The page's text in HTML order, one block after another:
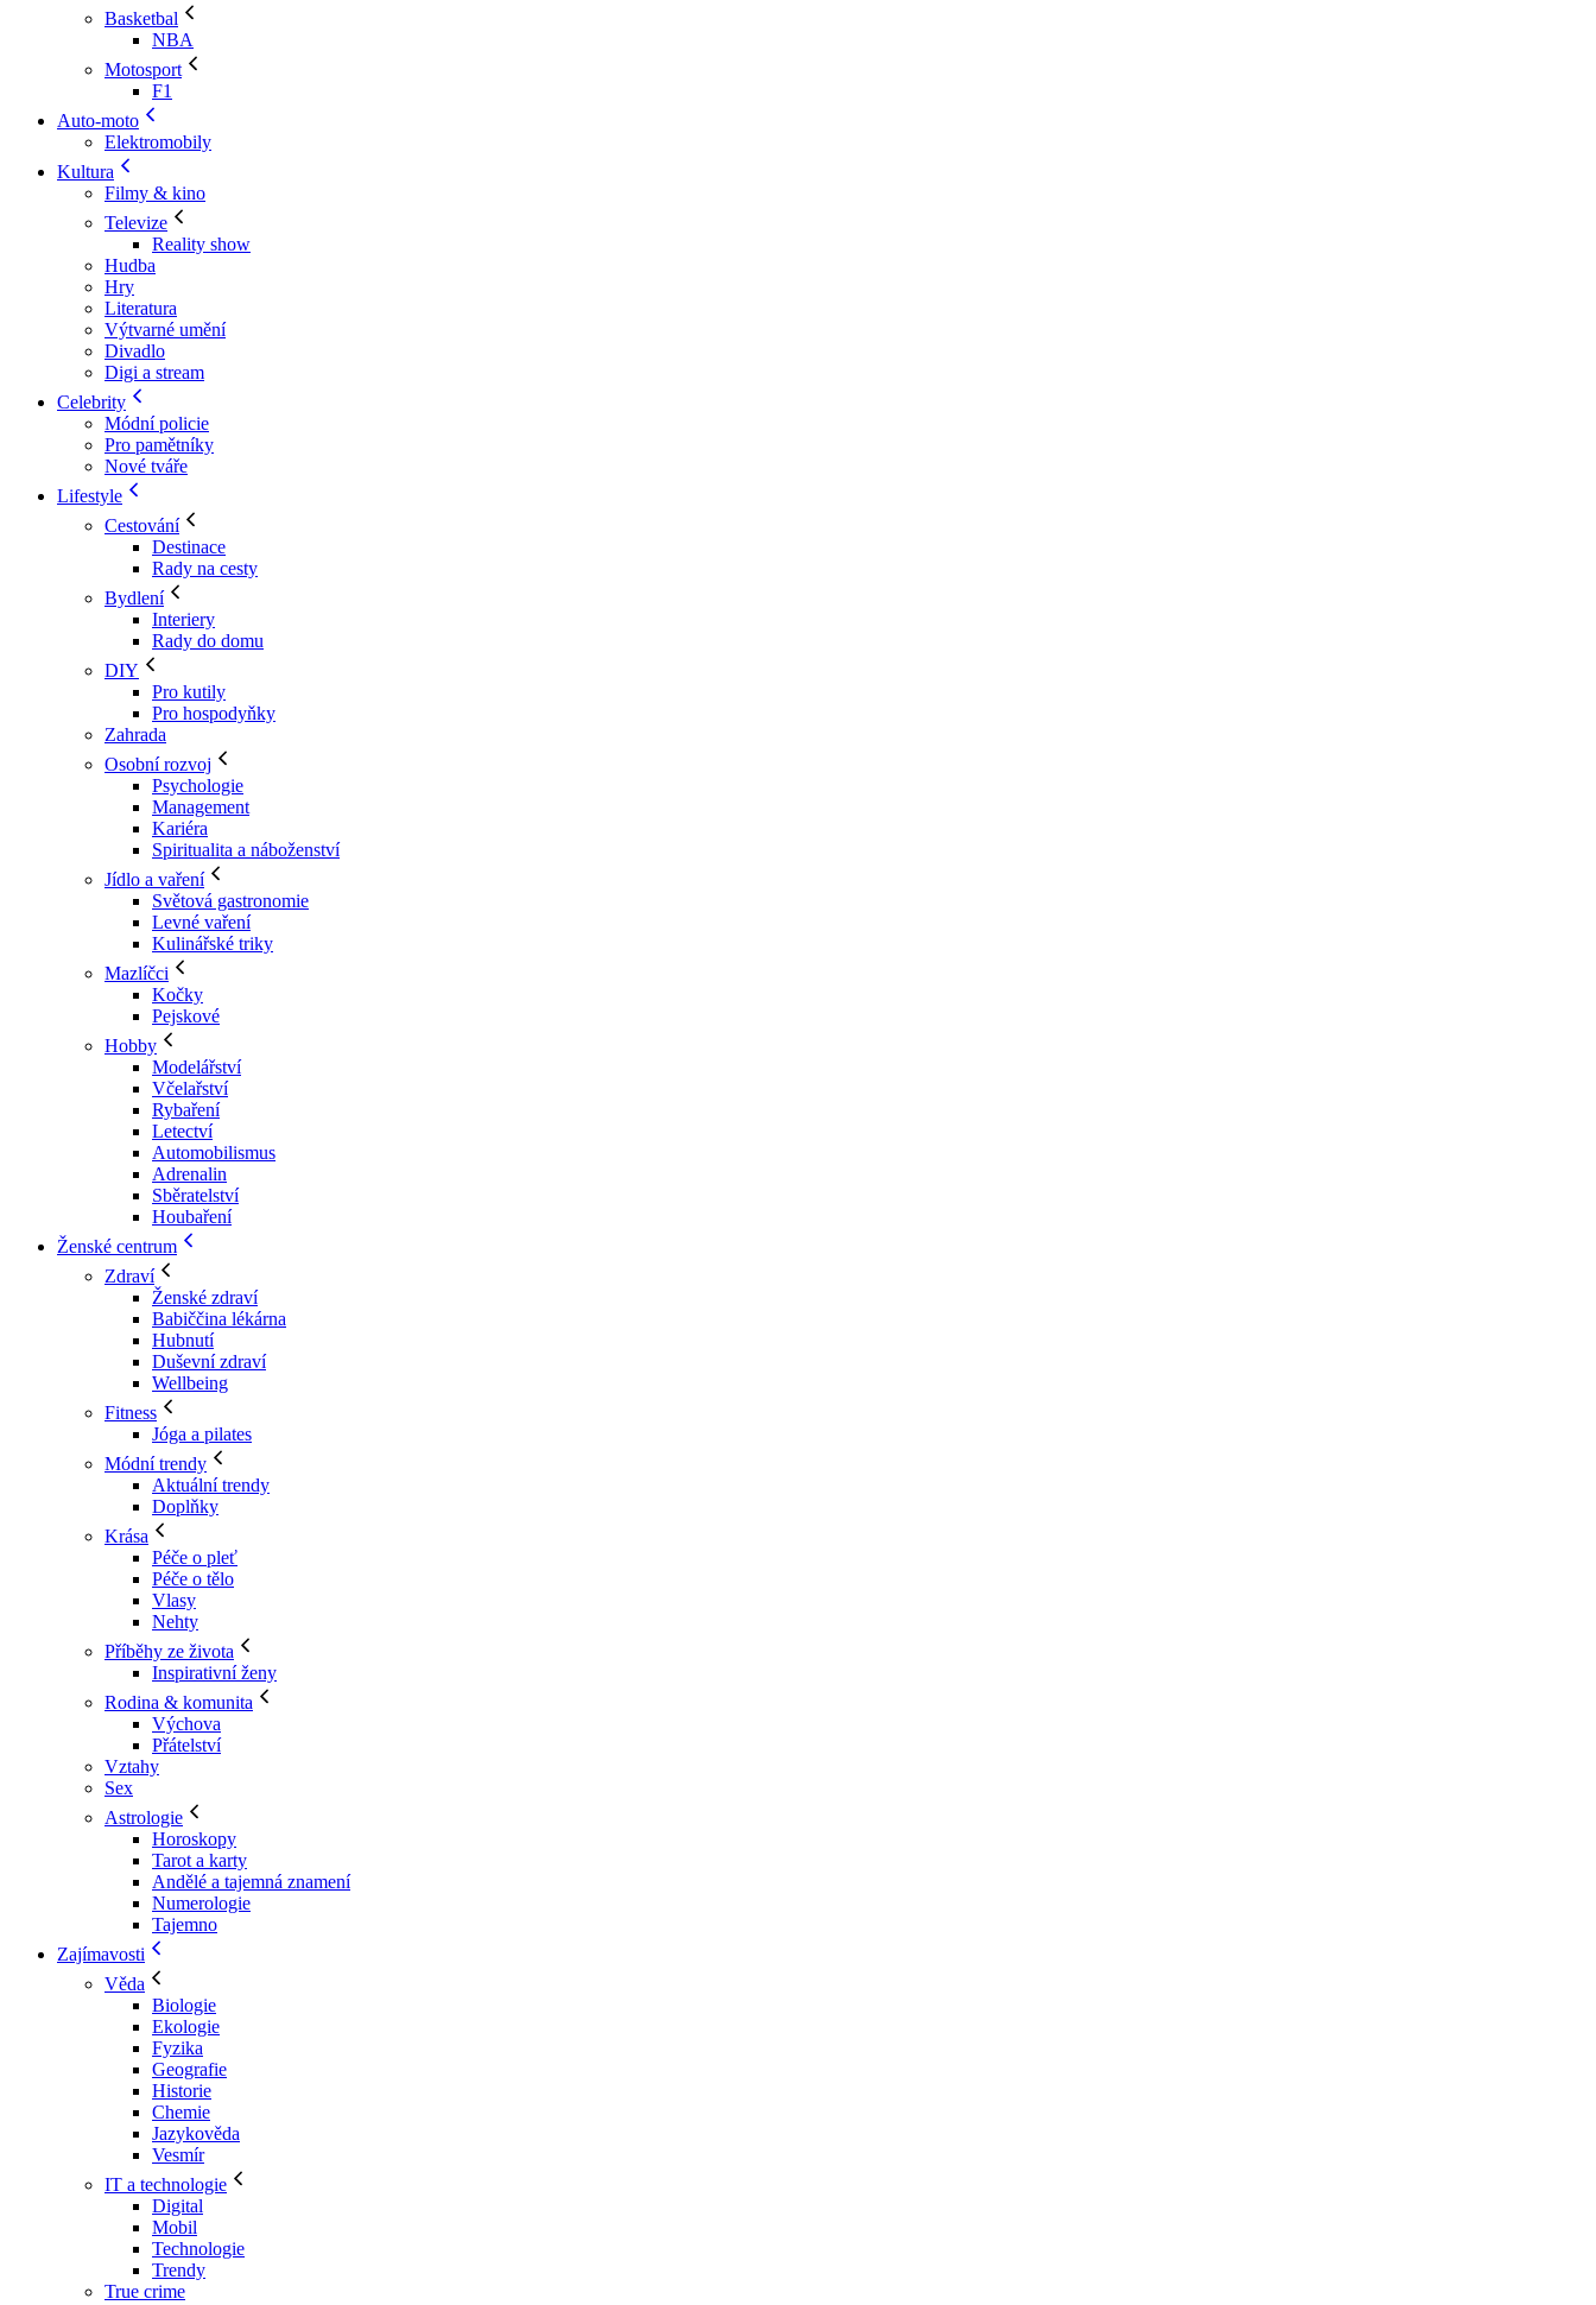
Basketbal
NBA
Motosport
F1
Auto-moto
Elektromobily
Kultura
Filmy & kino
Televize
Reality show
Hudba
Hry
Literatura
Výtvarné umění
Divadlo
Digi a stream
Celebrity
Módní policie
Pro pamětníky
Nové tváře
Lifestyle
Cestování
Destinace
Rady na cesty
Bydlení
Interiery
Rady do domu
DIY
Pro kutily
Pro hospodyňky
Zahrada
Osobní rozvoj
Psychologie
Management
Kariéra
Spiritualita a náboženství
Jídlo a vaření
Světová gastronomie
Levné vaření
Kulinářské triky
Mazlíčci
Kočky
Pejskové
Hobby
Modelářství
Včelařství
Rybaření
Letectví
Automobilismus
Adrenalin
Sběratelství
Houbaření
Ženské centrum
Zdraví
Ženské zdraví
Babiččina lékárna
Hubnutí
Duševní zdraví
Wellbeing
Fitness
Jóga a pilates
Módní trendy
Aktuální trendy
Doplňky
Krása
Péče o pleť
Péče o tělo
Vlasy
Nehty
Příběhy ze života
Inspirativní ženy
Rodina & komunita
Výchova
Přátelství
Vztahy
Sex
Astrologie
Horoskopy
Tarot a karty
Andělé a tajemná znamení
Numerologie
Tajemno
Zajímavosti
Věda
Biologie
Ekologie
Fyzika
Geografie
Historie
Chemie
Jazykověda
Vesmír
IT a technologie
Digital
Mobil
Technologie
Trendy
True crime